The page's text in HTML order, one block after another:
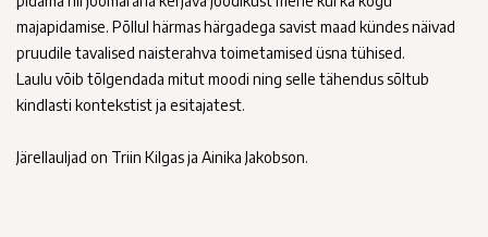
majapidamise. Põllul härmas härgadega savist maad kündes näivad
pruudile tavalised naisterahva toimetamised üsna tühised.
Laulu võib tõlgendada mitut moodi ning selle tähendus sõltub
kindlasti kontekstist ja esitajatest.
Järellauljad on Triin Kilgas ja Ainika Jakobson.